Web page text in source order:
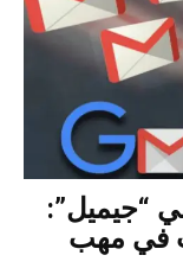
“جيميل”:
حساب في مهب